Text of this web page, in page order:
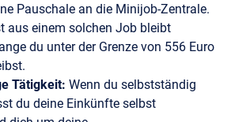
Pauschale an die Minijob-Zentrale.
aus einem solchen Job bleibt
du unter der Grenze von 556 Euro
Tätigkeit: Wenn du selbstständig
du deine Einkünfte selbst